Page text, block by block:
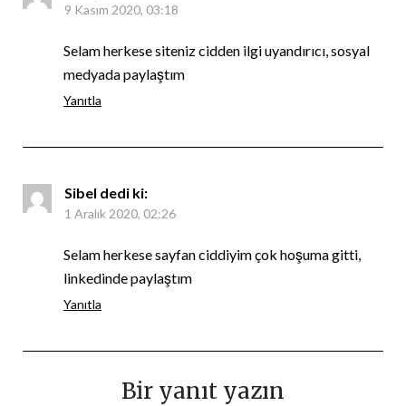
9 Kasım 2020, 03:18
Selam herkese siteniz cidden ilgi uyandırıcı, sosyal
medyada paylaştım
Yanıtla
Sibel dedi ki:
1 Aralık 2020, 02:26
Selam herkese sayfan ciddiyim çok hoşuma gitti,
linkedinde paylaştım
Yanıtla
Bir yanıt yazın